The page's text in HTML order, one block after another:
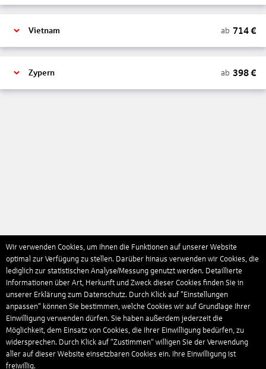
Vietnam ab 714€
Zypern ab 398€
Wir verwenden Cookies, um Ihnen die Funktionen auf unserer Website
optimal zur Verfügung zu stellen. Darüber hinaus verwenden wir Cookies, die
lediglich zur statistischen Analyse/Messung genutzt werden. Detaillierte
Informationen über Art, Herkunft und Zweck dieser Cookies finden Sie in
unserer Erklärung zum Datenschutz. Durch Klick auf "Einstellungen
anpassen" können Sie bestimmen, welche Cookies wir auf Grundlage Ihrer
Einwilligung verwenden dürfen. Sie haben außerdem jederzeit die
Möglichkeit, dem Einsatz von Cookies, die Ihrer Einwilligung bedürfen, zu
widersprechen. Durch Klick auf “Zustimmen“ willigen Sie der Verwendung
aller auf dieser Website einsetzbaren Cookies ein. Ihre Einwilligung ist
freiwillig.